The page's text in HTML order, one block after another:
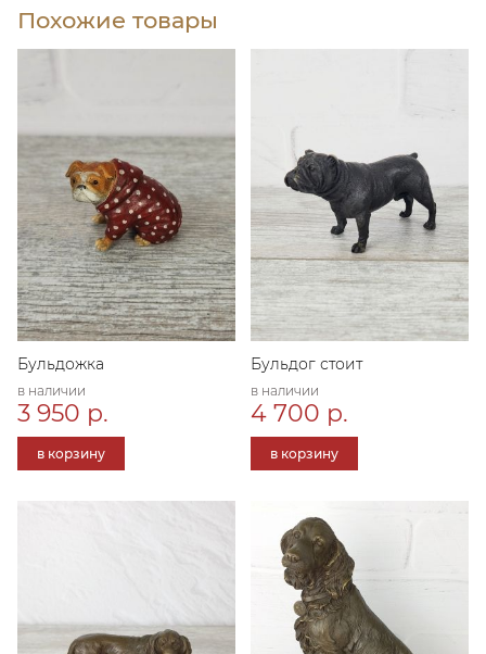
Похожие товары
Бульдожка
в наличии
3 950 р.
в корзину
Бульдог стоит
в наличии
4 700 р.
в корзину